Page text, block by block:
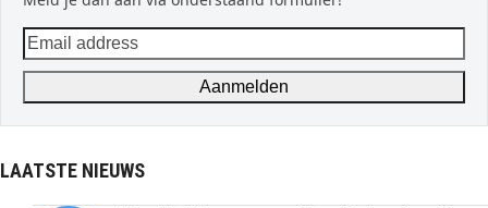
Email
address
Aanmelden
LAATSTE NIEUWS